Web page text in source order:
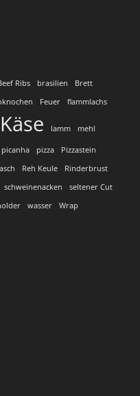
Ribs brasilien
Brett
Feuer flammlachs
Käse lamm mehl
picanha pizza
Pizzastein
Reh Keule
Rinderbrust
schweinenacken
seltener Cut
wasser
Wrap